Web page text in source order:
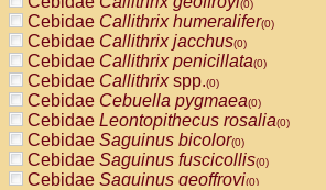
(0)
Cebidae Callithrix humeralifer(0)
Cebidae Callithrix jacchus(0)
Cebidae Callithrix penicillata(0)
Cebidae Callithrixspp.(0)
Cebidae Cebuella pygmaea(0)
Cebidae Leontopithecus rosalia(0)
Cebidae Saguinus bicolor(0)
Cebidae Saguinus fuscicollis(0)
Cebidae Saguinus geoffroyi(0)